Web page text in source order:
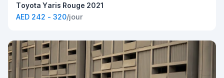
Toyota Yaris Rouge 2021
AED 242 - 320/jour